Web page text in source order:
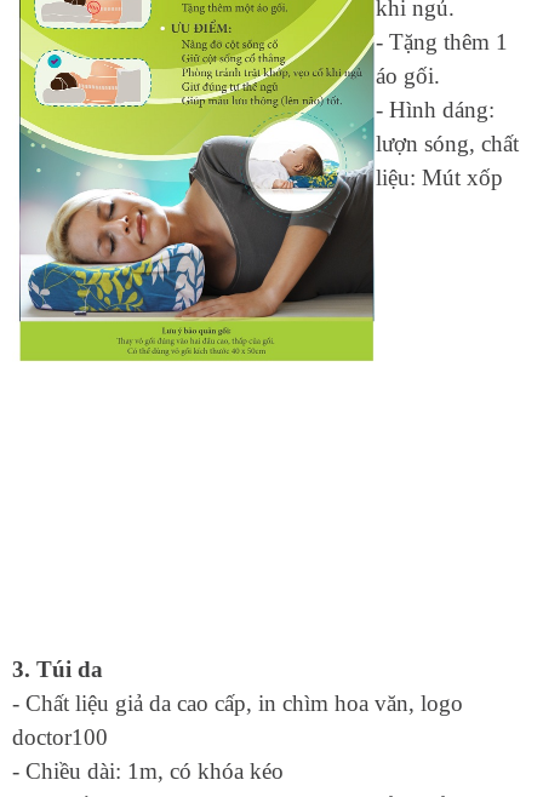
khi ngủ.
- Tặng thêm 1
áo gối.
- Hình dáng:
lượn sóng, chất
liệu: Mút xốp
3. Túi da
- Chất liệu giả da cao cấp, in chìm hoa văn, logo
doctor100
- Chiều dài: 1m, có khóa kéo